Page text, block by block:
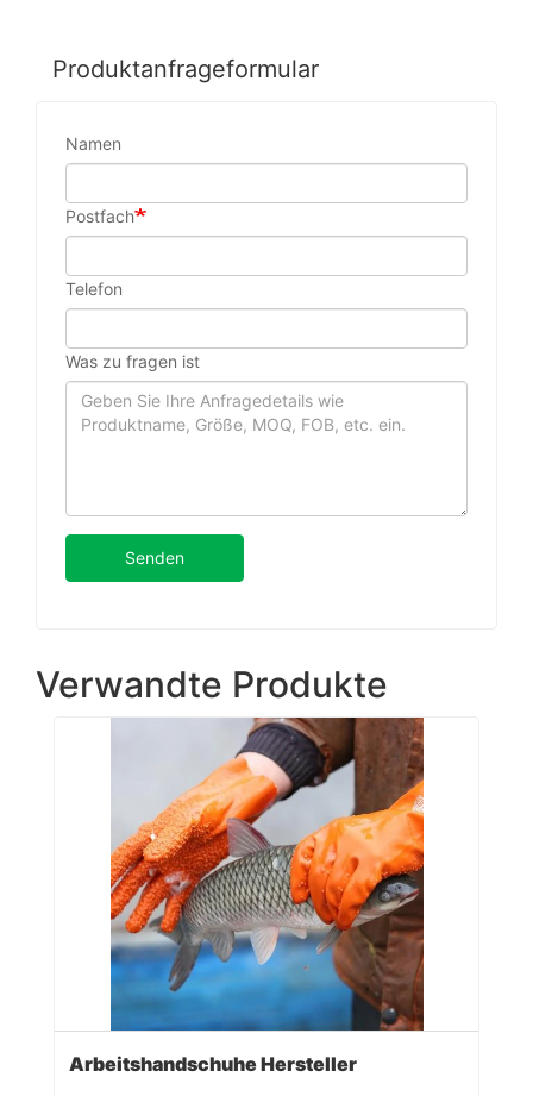
Produktanfrageformular
Namen
Postfach
Telefon
Was zu fragen ist
Senden
Verwandte Produkte
Arbeitshandschuhe Hersteller